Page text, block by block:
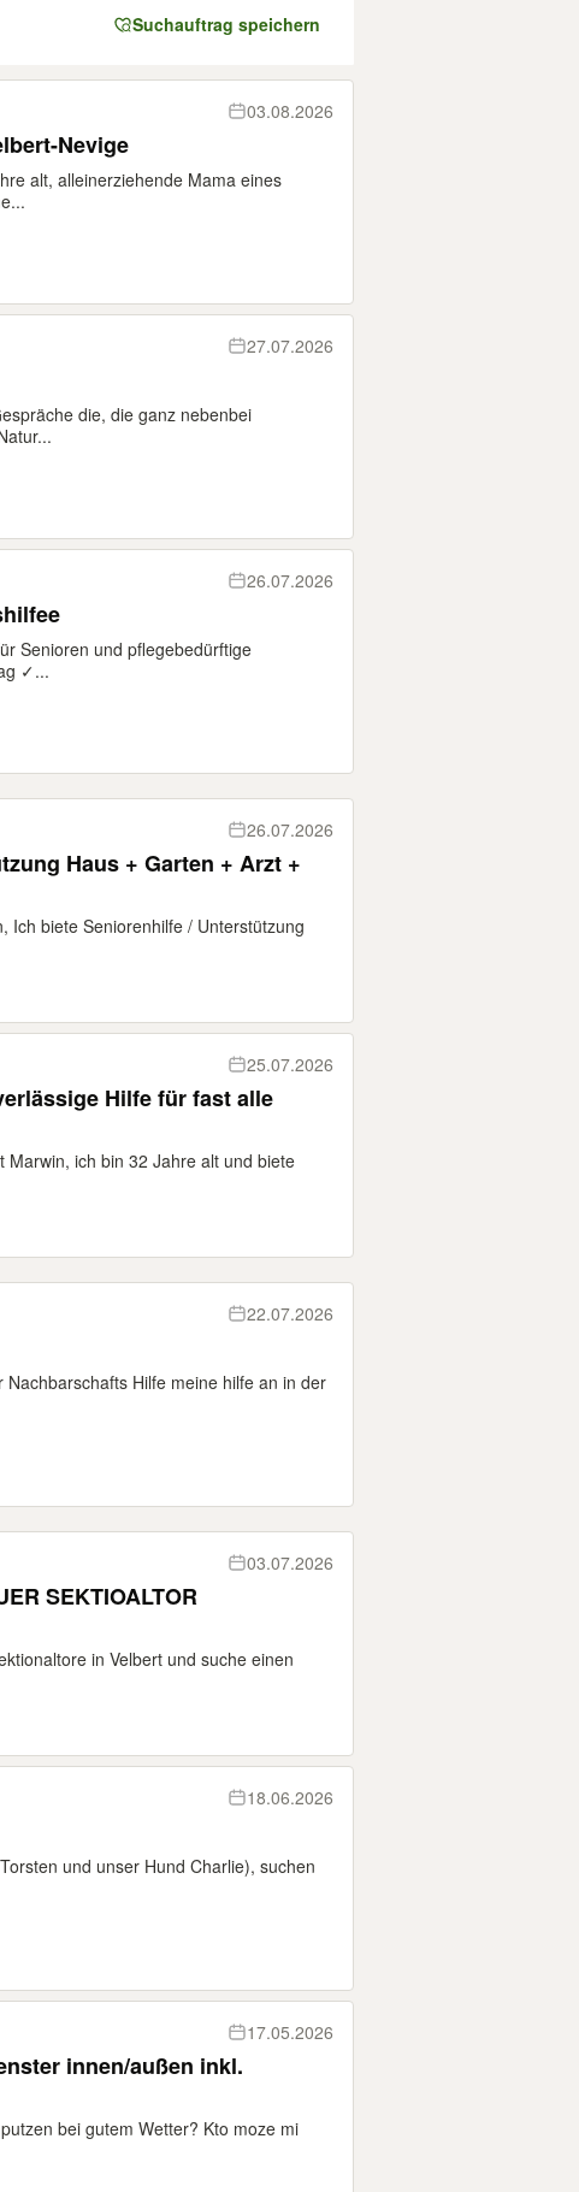
Suchauftrag speichern
03.08.2026
Nevige
alt, alleinerziehende Mama eines
27.07.2026
die, die ganz nebenbei
26.07.2026
Senioren und pflegebedürftige
✓...
26.07.2026
Haus + Garten + Arzt +
Ich biete Seniorenhilfe / Unterstützung
25.07.2026
Hilfe für fast alle
Marwin, ich bin 32 Jahre alt und biete
22.07.2026
Hilfe meine hilfe an in der
03.07.2026
SEKTIOALTOR
in Velbert und suche einen
18.06.2026
und unser Hund Charlie), suchen
17.05.2026
innen/außen inkl.
bei gutem Wetter? Kto moze mi